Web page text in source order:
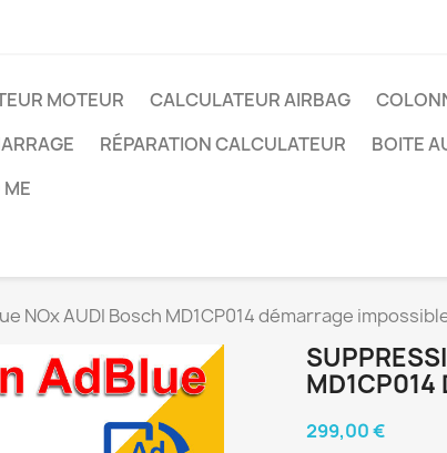
MOTEUR CALCULATEUR AIRBAG
RÉPARATION CALCULATEUR BOITE
NOx AUDI Bosch MD1CP014 démarrage
MD1CP014
299,00 €